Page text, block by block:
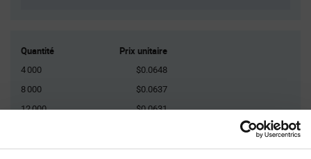
Quantité Prix unitaire
4 000
$0.0648
8 000
$0.0637
12 000
$0.0631
20 000+
$0.0612